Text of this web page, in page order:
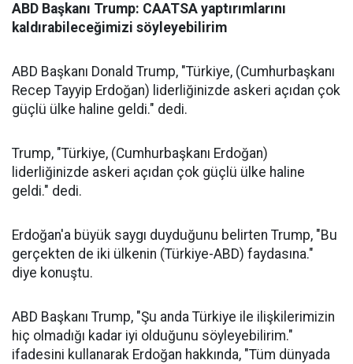
ABD Başkanı Trump: CAATSA yaptırımlarını
kaldırabileceğimizi söyleyebilirim
ABD Başkanı Donald Trump, "Türkiye, (Cumhurbaşkanı
Recep Tayyip Erdoğan) liderliğinizde askeri açıdan çok
güçlü ülke haline geldi." dedi.
Trump, "Türkiye, (Cumhurbaşkanı Erdoğan)
liderliğinizde askeri açıdan çok güçlü ülke haline
geldi." dedi.
Erdoğan'a büyük saygı duyduğunu belirten Trump, "Bu
gerçekten de iki ülkenin (Türkiye-ABD) faydasına."
diye konuştu.
ABD Başkanı Trump, "Şu anda Türkiye ile ilişkilerimizin
hiç olmadığı kadar iyi olduğunu söyleyebilirim."
ifadesini kullanarak Erdoğan hakkında, "Tüm dünyada